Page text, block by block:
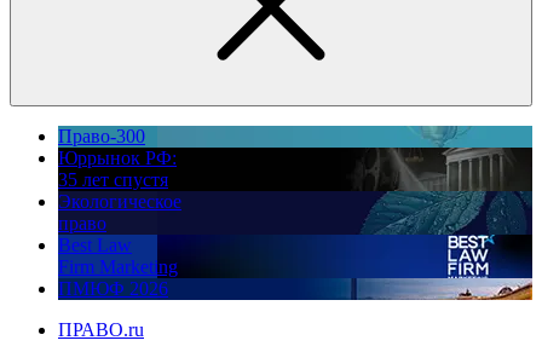
Право-300
Юррынок РФ:
35 лет спустя
Экологическое
право
Best Law
Firm Marketing
ПМЮФ 2026
ПРАВО.ru